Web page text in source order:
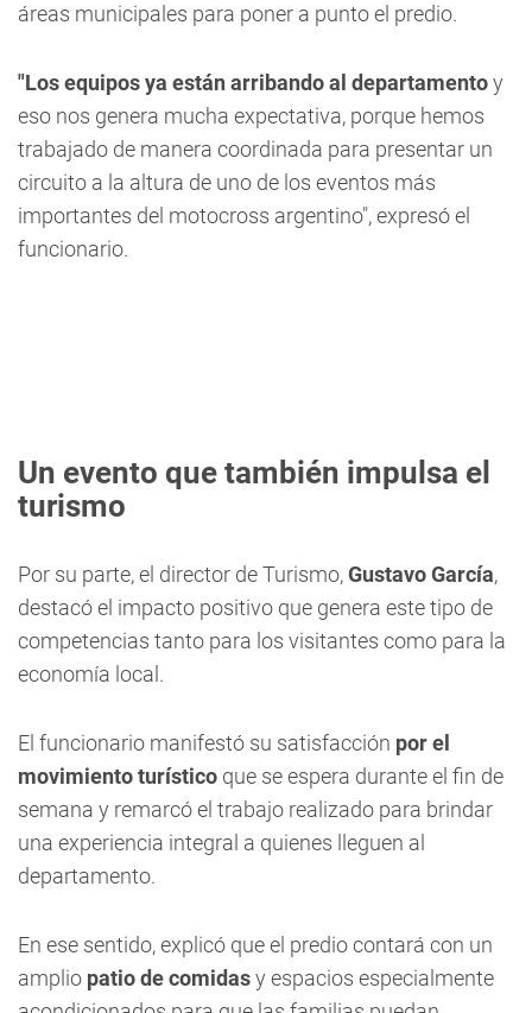
áreas municipales para poner a punto el predio.
"Los equipos ya están arribando al departamentoy
eso nos genera mucha expectativa, porque hemos
trabajado de manera coordinada para presentar un
circuito a la altura de uno de los eventos más
importantes del motocross argentino", expresó el
funcionario.
Un evento que también impulsa el
turismo
Por su parte, el director de Turismo,Gustavo García,
destacó el impacto positivo que genera este tipo de
competencias tanto para los visitantes como para la
economía local.
El funcionario manifestó su satisfacción por el
movimiento turístico que se espera durante el fin de
semana y remarcó el trabajo realizado para brindar
una experiencia integral a quienes lleguen al
departamento.
En ese sentido, explicó que el predio contará con un
amplio patio de comidasy espacios especialmente